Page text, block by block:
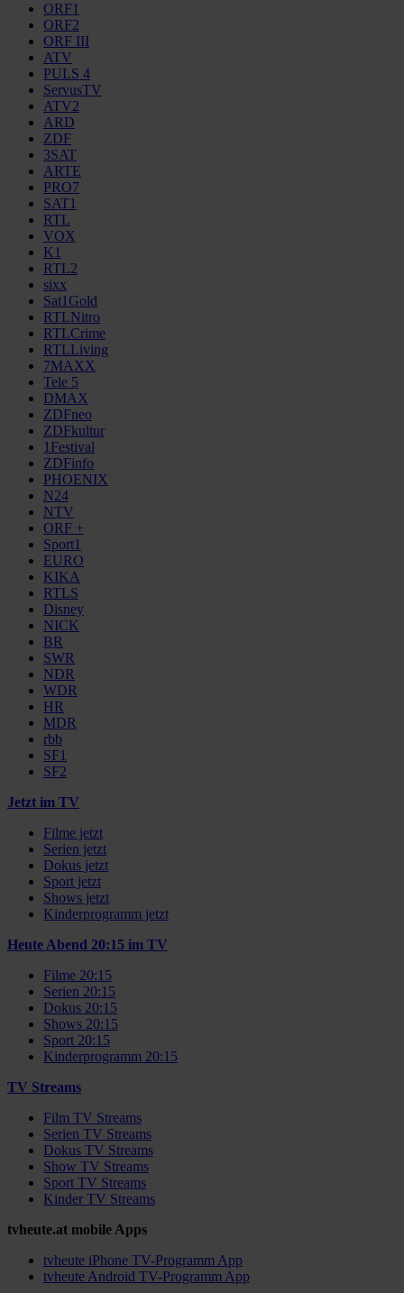
ORF1
ORF2
ORF III
ATV
PULS 4
ServusTV
ATV2
ARD
ZDF
3SAT
ARTE
PRO7
SAT1
RTL
VOX
K1
RTL2
sixx
Sat1Gold
RTLNitro
RTLCrime
RTLLiving
7MAXX
Tele 5
DMAX
ZDFneo
ZDFkultur
1Festival
ZDFinfo
PHOENIX
N24
NTV
ORF +
Sport1
EURO
KIKA
RTLS
Disney
NICK
BR
SWR
NDR
WDR
HR
MDR
rbb
SF1
SF2
Jetzt im TV
Filme jetzt
Serien jetzt
Dokus jetzt
Sport jetzt
Shows jetzt
Kinderprogramm jetzt
Heute Abend 20:15 im TV
Filme 20:15
Serien 20:15
Dokus 20:15
Shows 20:15
Sport 20:15
Kinderprogramm 20:15
TV Streams
Film TV Streams
Serien TV Streams
Dokus TV Streams
Show TV Streams
Sport TV Streams
Kinder TV Streams
tvheute.at mobile Apps
tvheute iPhone TV-Programm App
tvheute Android TV-Programm App